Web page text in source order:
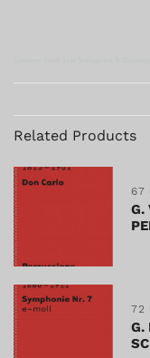
Related Products
67
G.
72
G.